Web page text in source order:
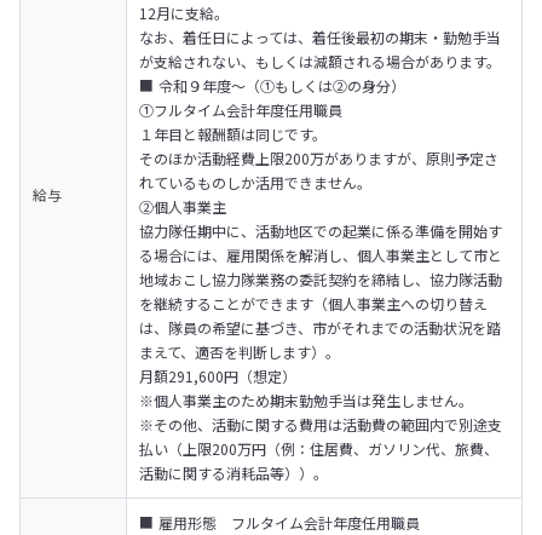
給与
12月に支給。
なお、着任日によっては、着任後最初の期末・勤勉手当
が支給されない、もしくは減額される場合があります。
■ 令和９年度～（①もしくは②の身分）
①フルタイム会計年度任用職員
１年目と報酬額は同じです。
そのほか活動経費上限200万がありますが、原則予定さ
れているものしか活用できません。
②個人事業主
協力隊任期中に、活動地区での起業に係る準備を開始す
る場合には、雇用関係を解消し、個人事業主として市と
地域おこし協力隊業務の委託契約を締結し、協力隊活動
を継続することができます（個人事業主への切り替え
は、隊員の希望に基づき、市がそれまでの活動状況を踏
まえて、適否を判断します）。
月額291,600円（想定）
※個人事業主のため期末勤勉手当は発生しません。
※その他、活動に関する費用は活動費の範囲内で別途支
払い（上限200万円（例：住居費、ガソリン代、旅費、
活動に関する消耗品等））。
■ 雇用形態　フルタイム会計年度任用職員